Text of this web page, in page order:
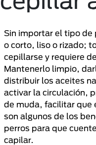
Sin importar el tipo de
o corto, liso o rizado;
cepillarse y requiere
Mantenerlo limpio,
distribuir los aceites
activar la circulación,
de muda, facilitar que
son algunos de los
perros para que
capilar.